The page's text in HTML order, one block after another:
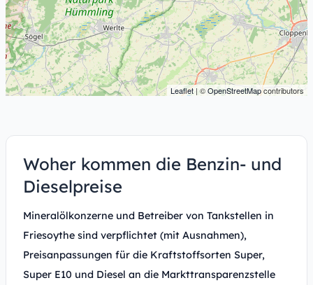
Leaflet | ©OpenStreetMapcontributors
Woher kommen die Benzin- und
Dieselpreise
Mineralölkonzerne und Betreiber von Tankstellen in
Friesoythe sind verpflichtet (mit Ausnahmen),
Preisanpassungen für die Kraftstoffsorten Super,
Super E10 und Diesel an die Markttransparenzstelle